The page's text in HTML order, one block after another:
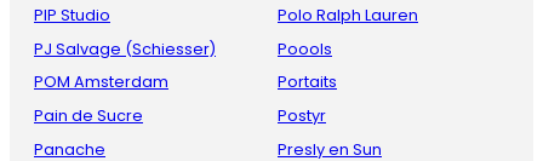
PIP Studio
PJ Salvage (Schiesser)
POM Amsterdam
Pain de Sucre
Panache
Polo Ralph Lauren
Poools
Portaits
Postyr
Presly en Sun